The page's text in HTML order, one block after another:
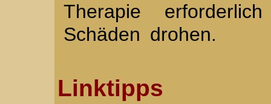
Therapie
Schäden drohen.
Linktipps